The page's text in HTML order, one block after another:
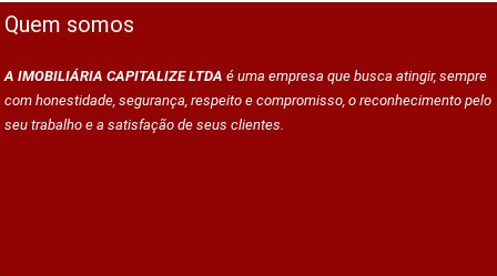
Quem somos
A IMOBILIÁRIA CAPITALIZE LTDA é uma empresa que busca atingir, sempre
com honestidade, segurança, respeito e compromisso, o reconhecimento pelo
seu trabalho e a satisfação de seus clientes.